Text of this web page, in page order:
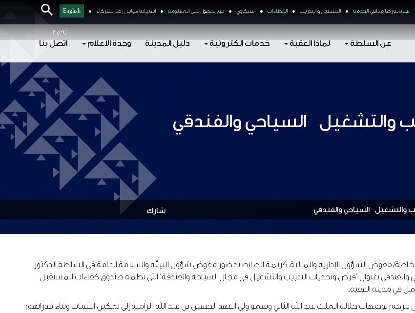
استبانة رضا متلقي الخدمة التشغيل و التدريب العطاءات الشكاوي حق الحصول على المعلومة استبانة قياس رضا الشركاء English
+
35°C
عن السلطة لماذا العقبة خدمات الكترونية دليل المدينة وحدة الاعلام اتصل بنا
والتشغيل السياحي والفندقي
والتشغيل السياحي والفندقي شارك
مفوض الشؤون الإدارية والمالية، كريمة الضابط بحضور مفوض شؤون البيئة والسلامة العامة في السلطة الدكتور
والفندقي بعنوان "فرص وتحديات التدريب والتشغيل في مجال السياحة والفندقة" التي نظمه صندوق كفاءات المستقبل
في مدينة العقبة.
توجيهات جلالة الملك عبد الله الثاني وسمو ولي العهد الحسين بن عبد الله، الرامية إلى تمكين الشباب وبناء قدراتهم